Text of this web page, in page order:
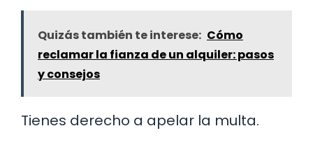
Quizás también te interese: Cómo
reclamar la fianza de un alquiler: pasos
y consejos
Tienes derecho a apelar la multa.